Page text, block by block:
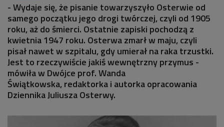
- Wydaje się, że pisanie towarzyszyło Osterwie od
samego początku jego drogi twórczej, czyli od 1905
roku, aż do śmierci. Ostatnie zapiski pochodzą z
kwietnia 1947 roku. Osterwa zmarł w maju, czyli
pisał nawet w szpitalu, gdy umierał na raka trzustki.
Jest to rzeczywiście jakiś wewnętrzny przymus -
mówiła w Dwójce prof. Wanda
Świątkowska, redaktorka i autorka opracowania
Dziennika Juliusza Osterwy.